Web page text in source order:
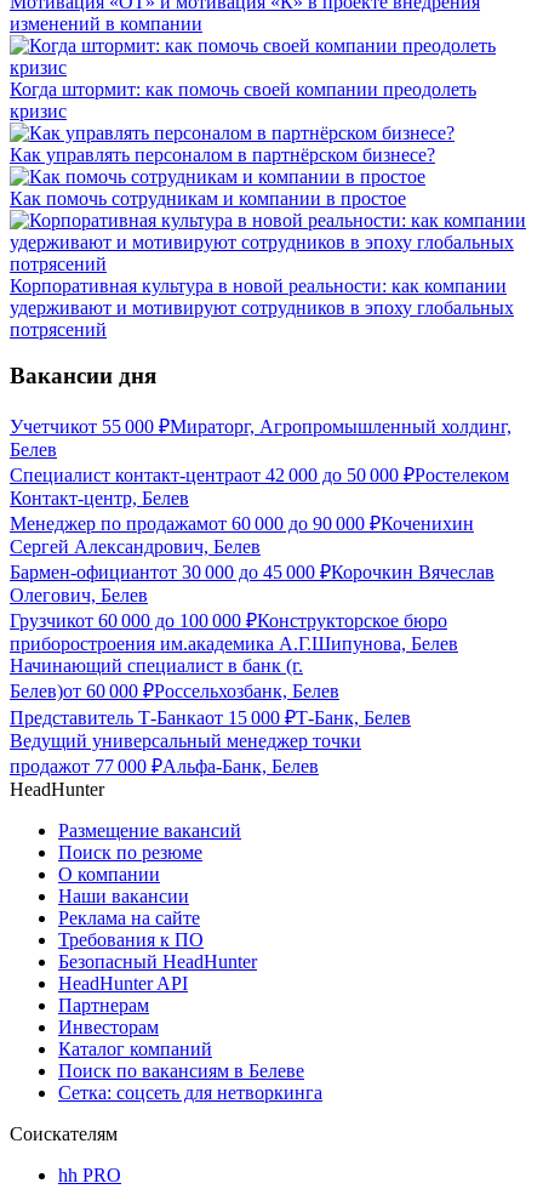
изменений в компании
Когда штормит: как помочь своей компании преодолеть
кризис
Как управлять персоналом в партнёрском бизнесе?
Как помочь сотрудникам и компании в простое
Корпоративная культура в новой реальности: как компании
удерживают и мотивируют сотрудников в эпоху глобальных
потрясений
Вакансии дня
Учетчикот 55 000 ₽Мираторг, Агропромышленный холдинг,
Белев
Специалист контакт-центраот 42 000 до 50 000 ₽Ростелеком
Контакт-центр, Белев
Менеджер по продажамот 60 000 до 90 000 ₽Коченихин
Сергей Александрович, Белев
Бармен-официантот 30 000 до 45 000 ₽Корочкин Вячеслав
Олегович, Белев
Грузчикот 60 000 до 100 000 ₽Конструкторское бюро
приборостроения им.академика А.Г.Шипунова, Белев
Начинающий специалист в банк (г.
Белев)от 60 000 ₽Россельхозбанк, Белев
Представитель Т-Банкаот 15 000 ₽Т-Банк, Белев
Ведущий универсальный менеджер точки
продажот 77 000 ₽Альфа-Банк, Белев
HeadHunter
Размещение вакансий
Поиск по резюме
О компании
Наши вакансии
Реклама на сайте
Требования к ПО
Безопасный HeadHunter
HeadHunter API
Партнерам
Инвесторам
Каталог компаний
Поиск по вакансиям в Белеве
Сетка: соцсеть для нетворкинга
Соискателям
hh PRO